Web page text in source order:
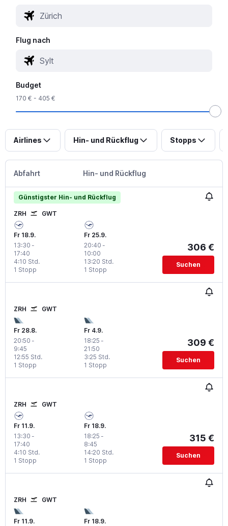
Flug nach
Budget
170 € - 405 €
Airlines Hin- und Rückflug Stopps
Abfahrt Hin- und Rückflug
Günstigster Hin- und Rückflug
ZRH GWT
Fr 18.9.
13:30 -
17:40
1 Stopp
4:10 Std.
Fr 25.9.
20:40 -
10:00
1 Stopp
13:20 Std.
306 €
Suchen
ZRH GWT
Fr 28.8.
20:50 -
9:45
1 Stopp
12:55 Std.
Fr 4.9.
18:25 -
21:50
1 Stopp
3:25 Std.
309 €
Suchen
ZRH GWT
Fr 11.9.
13:30 -
17:40
1 Stopp
4:10 Std.
Fr 18.9.
18:25 -
8:45
1 Stopp
14:20 Std.
315 €
Suchen
ZRH GWT
Fr 11.9. Fr 18.9.